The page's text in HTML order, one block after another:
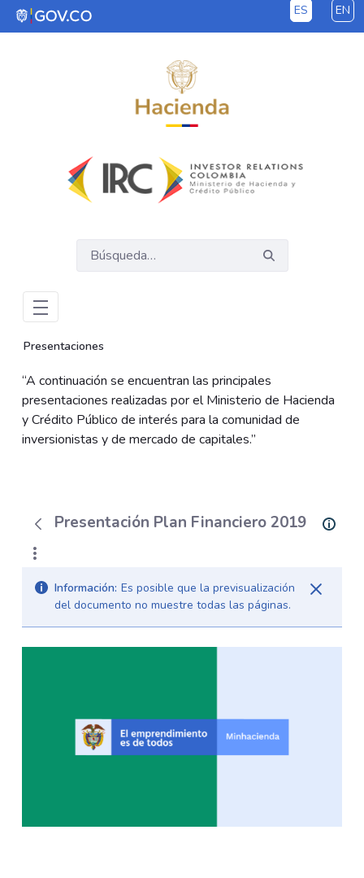
Saltar al contenido principal ES EN
Presentaciones
“A continuación se encuentran las principales
presentaciones realizadas por el Ministerio de Hacienda
y Crédito Público de interés para la comunidad de
inversionistas y de mercado de capitales.”
Presentación Plan Financiero 2019
Información: Es posible que la previsualización
del documento no muestre todas las páginas.